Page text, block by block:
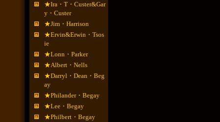
★Ira・T・Custer&Gar
y・Custer
★Jim・Harrison
★Ervin&Erwin・Tsos
ie
★Lonn・Parker
★Albert・Nells
★Darryl・Dean・Beg
ay
★Philander・Begay
★Lee・Begay
★Philbert・Begay